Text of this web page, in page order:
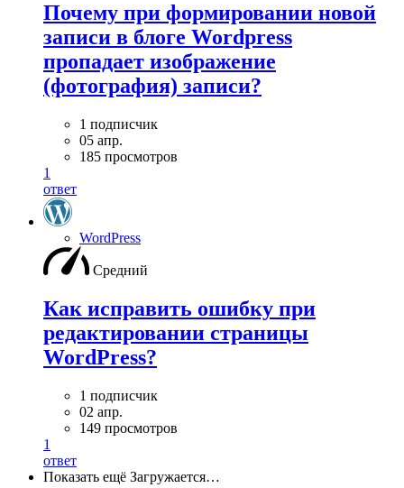
Почему при формировании новой
записи в блоге Wordpress
пропадает изображение
(фотография) записи?
1 подписчик
05 апр.
185 просмотров
1
ответ
WordPress
Средний
Как исправить ошибку при
редактировании страницы
WordPress?
1 подписчик
02 апр.
149 просмотров
1
ответ
Показать ещё Загружается…